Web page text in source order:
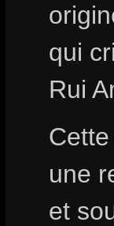
qui
Rui
une
et